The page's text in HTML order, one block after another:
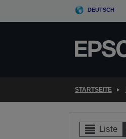
DEUTSCH
STARTSEITE
Liste